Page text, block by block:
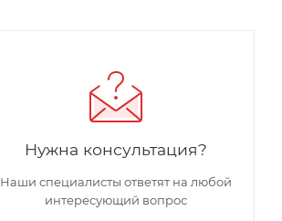
Нужна консультация?
Наши специалисты ответят на любой
интересующий вопрос